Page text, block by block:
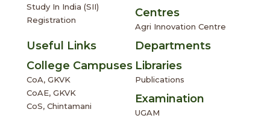
Study In India (SII)
Registration
Centres
Agri Innovation Centre
Useful Links
Departments
College Campuses
CoA, GKVK
CoAE, GKVK
CoS, Chintamani
Libraries
Publications
Examination
UGAM